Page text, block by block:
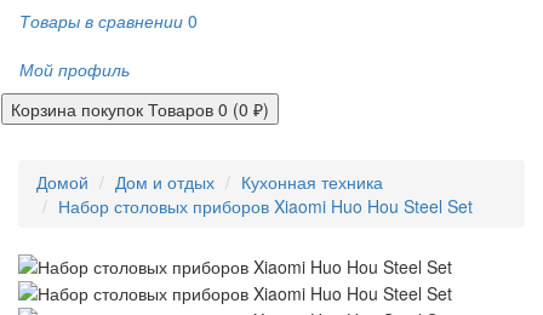
Товары в сравнении 0
Мой профиль
Корзина покупок Товаров 0 (0 ₽)
Домой Дом и отдых
Кухонная техника
Набор столовых приборов Xiaomi Huo Hou Steel Set